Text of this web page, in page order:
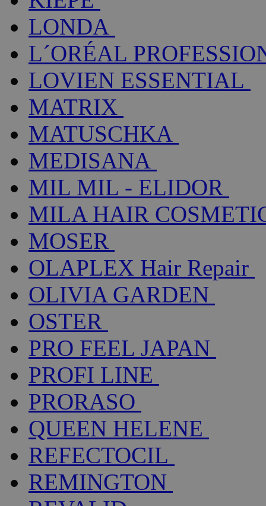
LONDA
L´ORÉAL
LOVIEN ESSENTIAL
MATRIX
MATUSCHKA
MEDISANA
MIL MIL - ELIDOR
MILA HAIR
MOSER
OLAPLEX Hair Repair
OLIVIA GARDEN
OSTER
PRO FEEL JAPAN
PROFI LINE
PRORASO
QUEEN HELENE
REFECTOCIL
REMINGTON